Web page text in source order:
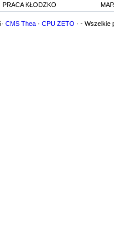
PRACA KŁODZKO
CMS Thea · CPU ZETO · - Wszelkie